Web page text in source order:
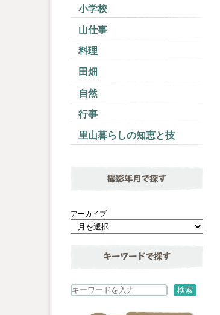
小学校
山仕事
料理
田畑
自然
行事
里山暮らしの知恵と技
撮影年月で探す
アーカイブ
キーワードで探す
検
検索